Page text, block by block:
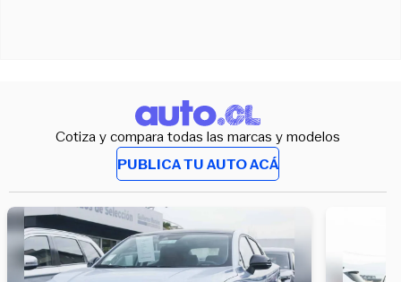
Cotiza y compara todas las marcas y modelos
PUBLICA TU AUTO ACÁ